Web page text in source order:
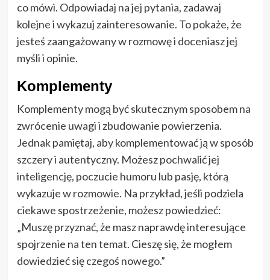
co mówi. Odpowiadaj na jej pytania, zadawaj
kolejne i wykazuj zainteresowanie. To pokaże, że
jesteś zaangażowany w rozmowę i doceniasz jej
myśli i opinie.
Komplementy
Komplementy mogą być skutecznym sposobem na
zwrócenie uwagi i zbudowanie powierzenia.
Jednak pamiętaj, aby komplementować ją w sposób
szczery i autentyczny. Możesz pochwalić jej
inteligencję, poczucie humoru lub pasję, którą
wykazuje w rozmowie. Na przykład, jeśli podziela
ciekawe spostrzeżenie, możesz powiedzieć:
„Muszę przyznać, że masz naprawdę interesujące
spojrzenie na ten temat. Cieszę się, że mogłem
dowiedzieć się czegoś nowego.”